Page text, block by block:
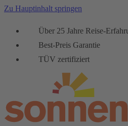
Zu Hauptinhalt springen
Über 25 Jahre Reise-
Best-Preis Garantie
TÜV zertifiziert